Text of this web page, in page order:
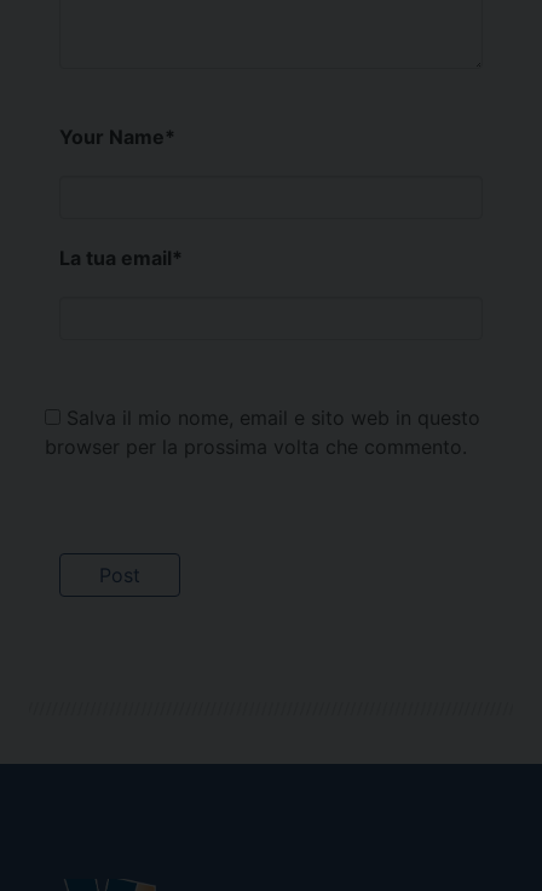
Your Name*
La tua email*
Salva il mio nome, email e sito web in questo
browser per la prossima volta che commento.